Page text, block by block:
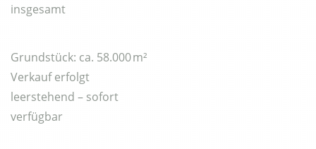
insgesamt
Grundstück: ca. 58.000 m²
Verkauf erfolgt
leerstehend – sofort
verfügbar